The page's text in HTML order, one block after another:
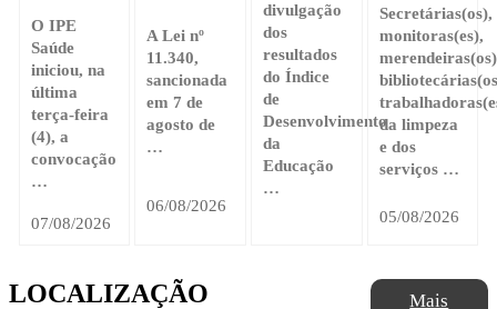
O IPE
Saúde
iniciou, na
última
terça-feira
(4), a
convocação
…
07/08/2026
A Lei nº
11.340,
sancionada
em 7 de
agosto de
…
06/08/2026
divulgação
dos
resultados
do Índice
de
Desenvolvimento
da
Educação
…
Secretárias(os),
monitoras(es),
da limpeza
e dos
serviços …
05/08/2026
Mais
LOCALIZAÇÃO